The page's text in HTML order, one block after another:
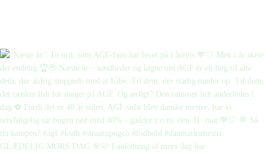
GLÆDELIG MORS DAG 🌸🩷 I anledning af mors dag har